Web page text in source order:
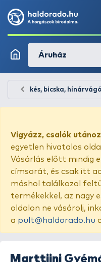
Áruház
kés, bicska, hínárvágó
Vigyázz, csalók
egyetlen hivatalos
Vásárlás előtt mindig
címsorát, és csak itt
máshol találkozol
termékekkel, az nagy
oldalon ne vásárolj,
a pult@haldorado.hu
Marttiini